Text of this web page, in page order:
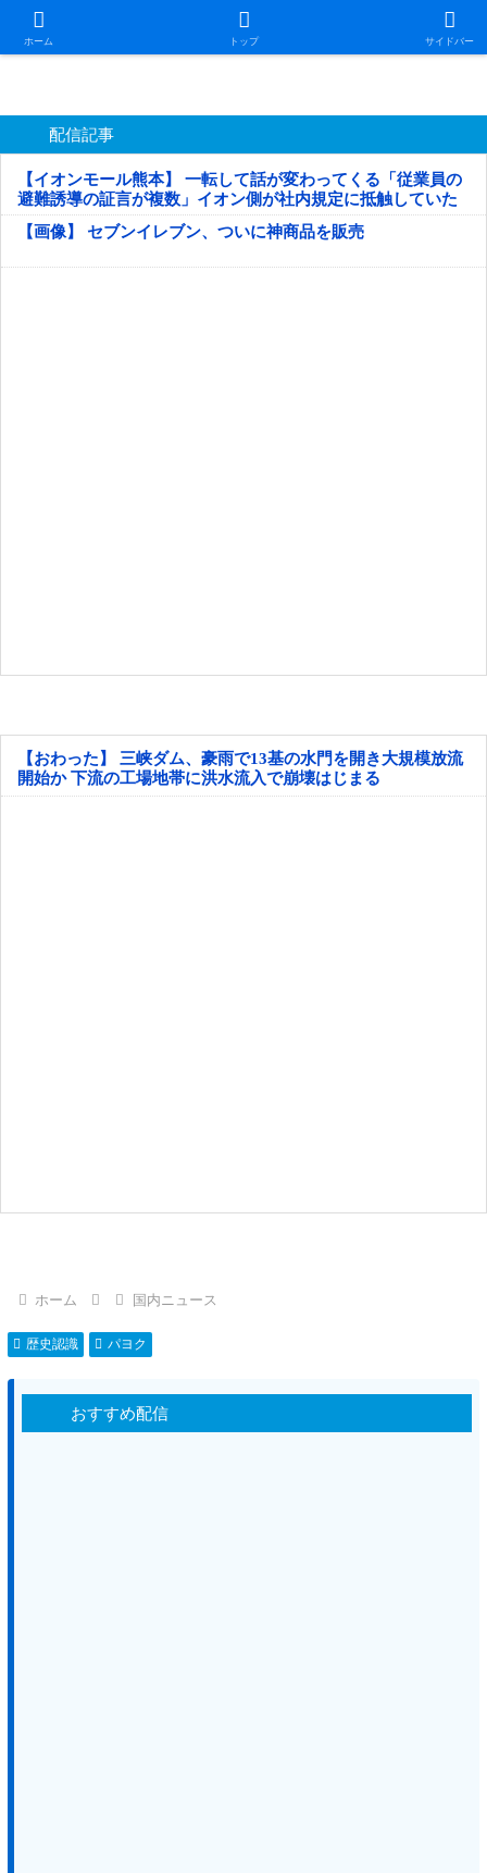
ホーム トップ サイドバー
日本第一！ニュース録
配信記事
【イオンモール熊本】 一転して話が変わってくる「従業員の
避難誘導の証言が複数」イオン側が社内規定に抵触していた
疑い
【画像】 セブンイレブン、ついに神商品を販売
【おわった】 三峡ダム、豪雨で13基の水門を開き大規模放流
開始か 下流の工場地帯に洪水流入で崩壊はじまる
ホーム 国内ニュース
歴史認識 パヨク
おすすめ配信